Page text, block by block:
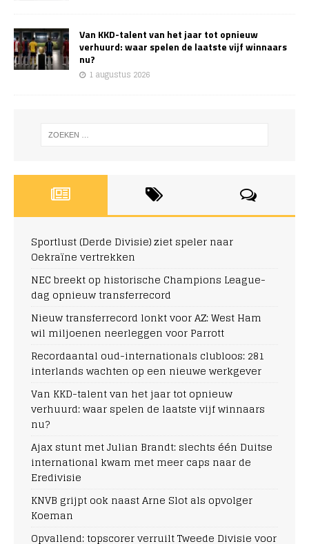
Van KKD-talent van het jaar tot opnieuw
verhuurd: waar spelen de laatste vijf winnaars
nu?
1 augustus 2026
Sportlust (Derde Divisie) ziet speler naar
Oekraïne vertrekken
NEC breekt op historische Champions League-
dag opnieuw transferrecord
Nieuw transferrecord lonkt voor AZ: West Ham
wil miljoenen neerleggen voor Parrott
Recordaantal oud-internationals clubloos: 281
interlands wachten op een nieuwe werkgever
Van KKD-talent van het jaar tot opnieuw
verhuurd: waar spelen de laatste vijf winnaars
nu?
Ajax stunt met Julian Brandt: slechts één Duitse
international kwam met meer caps naar de
Eredivisie
KNVB grijpt ook naast Arne Slot als opvolger
Koeman
Opvallend: topscorer verruilt Tweede Divisie voor